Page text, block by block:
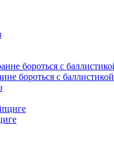
бороться с баллистикой